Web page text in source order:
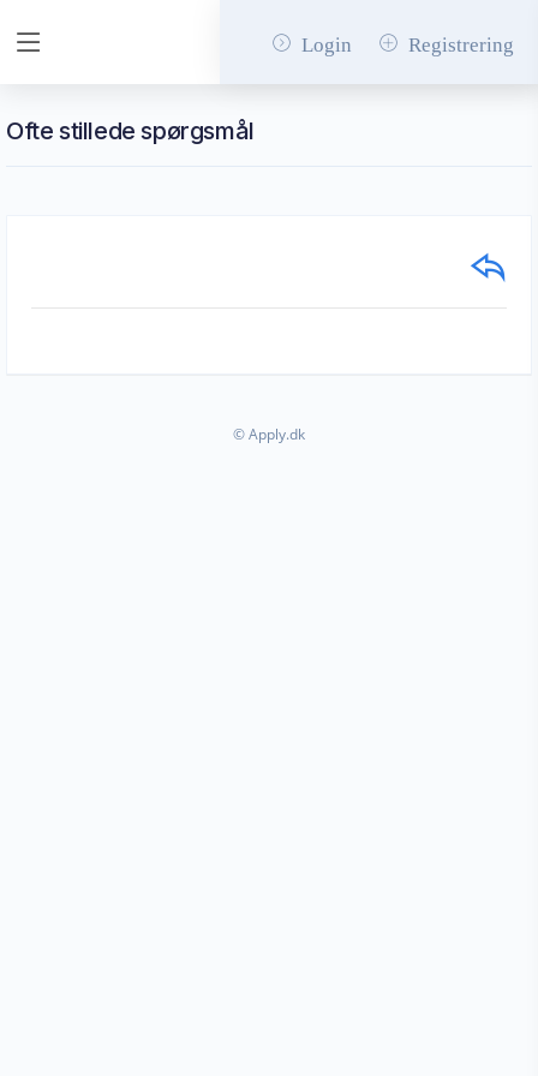
Login Registrering
Ofte stillede spørgsmål
© Apply.dk